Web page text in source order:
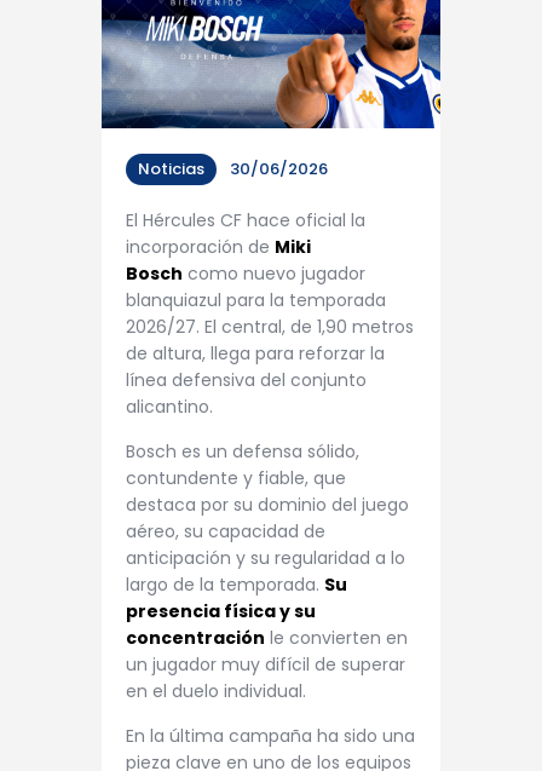
Noticias 30/06/2026
El Hércules CF hace oficial la
incorporación de Miki
Bosch como nuevo jugador
blanquiazul para la temporada
2026/27. El central, de 1,90 metros
de altura, llega para reforzar la
línea defensiva del conjunto
alicantino.
Bosch es un defensa sólido,
contundente y fiable, que
destaca por su dominio del juego
aéreo, su capacidad de
anticipación y su regularidad a lo
largo de la temporada. Su
presencia física y su
concentración le convierten en
un jugador muy difícil de superar
en el duelo individual.
En la última campaña ha sido una
pieza clave en uno de los equipos